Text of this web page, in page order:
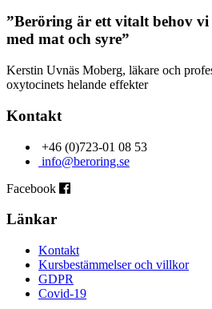
”Beröring är ett vitalt behov
med mat och syre”
Kerstin Uvnäs Moberg, läkare och
oxytocinets helande effekter
Kontakt
+46 (0)723-01 08 53
info@beroring.se
Facebook
Länkar
Kontakt
Kursbestämmelser och villkor
GDPR
Covid-19